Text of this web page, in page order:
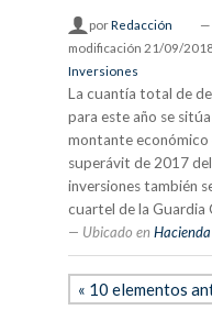
porRedacción —
modificación 21/09/
Inversiones
La cuantía total de
para este año se
montante económico
superávit de 2017
inversiones también
cuartel de la Guardia
Ubicado en Hacienda
« 10 elementos